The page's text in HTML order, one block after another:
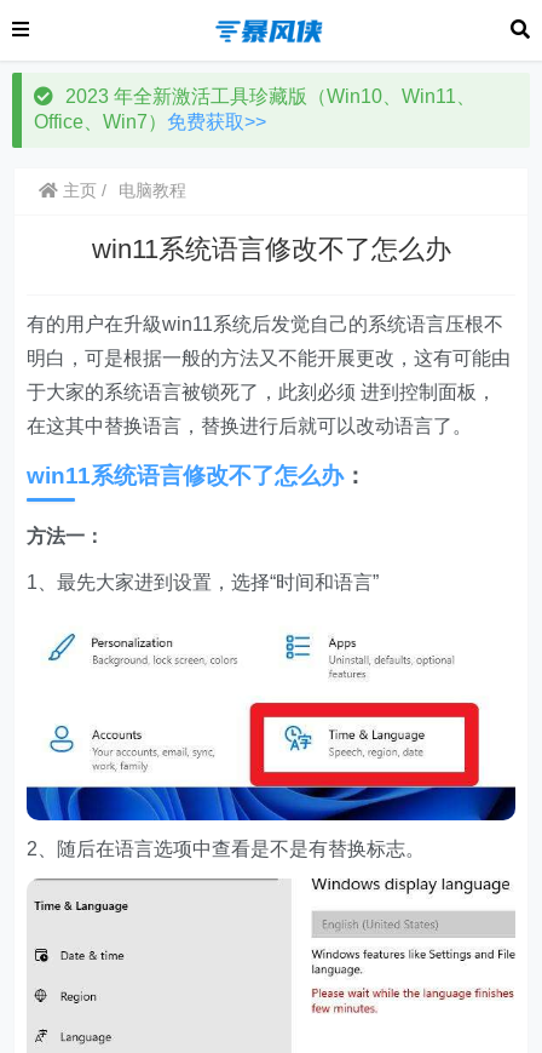
2023 年全新激活工具珍藏版（Win10、Win11、
Office、Win7） 免费获取>>
主页 电脑教程
win11系统语言修改不了怎么办
有的用户在升級win11系统后发觉自己的系统语言压根不
明白，可是根据一般的方法又不能开展更改，这有可能由
于大家的系统语言被锁死了，此刻必须 进到控制面板，
在这其中替换语言，替换进行后就可以改动语言了。
win11系统语言修改不了怎么办：
方法一：
1、最先大家进到设置，选择“时间和语言”
2、随后在语言选项中查看是不是有替换标志。